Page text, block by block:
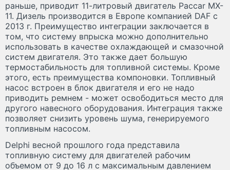
раньше, приводит 11-литровый двигатель Paccar MX-
11. Дизель производится в Европе компанией DAF с
2013 г. Преимущество интеграции заключается в
том, что систему впрыска можно дополнительно
использовать в качестве охлаждающей и смазочной
систем двигателя. Это также дает большую
термостабильность для топливной системы. Кроме
этого, есть преимущества компоновки. Топливный
насос встроен в блок двигателя и его не надо
приводить ремнем - может освободиться место для
другого навесного оборудования. Интеграция также
позволяет снизить уровень шума, генерируемого
топливным насосом.
Delphi весной прошлого года представила
топливную систему для двигателей рабочим
объемом от 9 до 16 л с максимальным давлением